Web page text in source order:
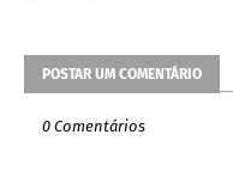
POSTAR UM COMENTÁRIO
0 Comentários